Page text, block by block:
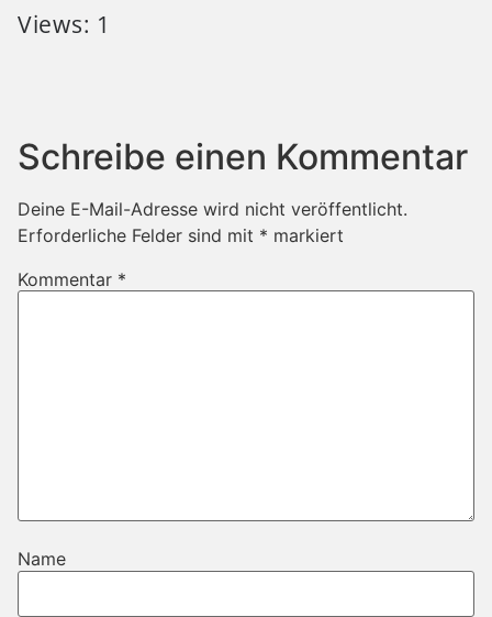
Views: 1
Schreibe einen Kommentar
Deine E-Mail-Adresse wird nicht veröffentlicht.
Erforderliche Felder sind mit * markiert
Kommentar *
Name